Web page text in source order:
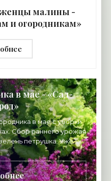
малины -
и огородникам»
в мае - «Сад-
в мае с уборки
Сбор раннего урожая
петрушка. Уже
ревеня, любистока,